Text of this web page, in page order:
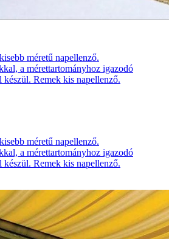
méretű napellenző.
a mérettartományhoz igazodó
készül. Remek kis napellenző.
méretű napellenző.
a mérettartományhoz igazodó
készül. Remek kis napellenző.